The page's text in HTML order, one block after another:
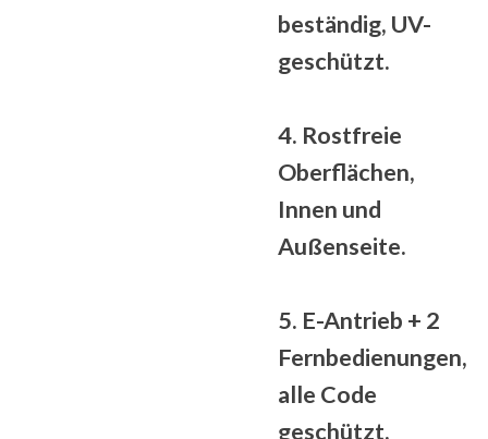
beständig, UV-
geschützt.
4. Rostfreie
Oberflächen,
Innen und
Außenseite.
5. E-Antrieb + 2
Fernbedienungen,
alle Code
geschützt.